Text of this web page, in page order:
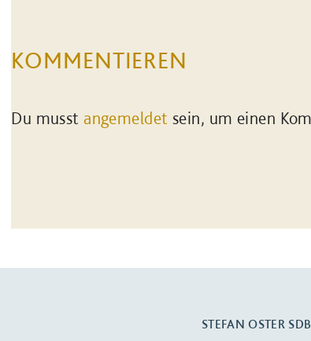
KOMMENTIEREN
Du musstangemeldet sein, um einen
STEFAN OSTER